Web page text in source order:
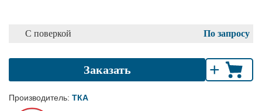
По запросу
С поверкой
Заказать +
Производитель: ТКА